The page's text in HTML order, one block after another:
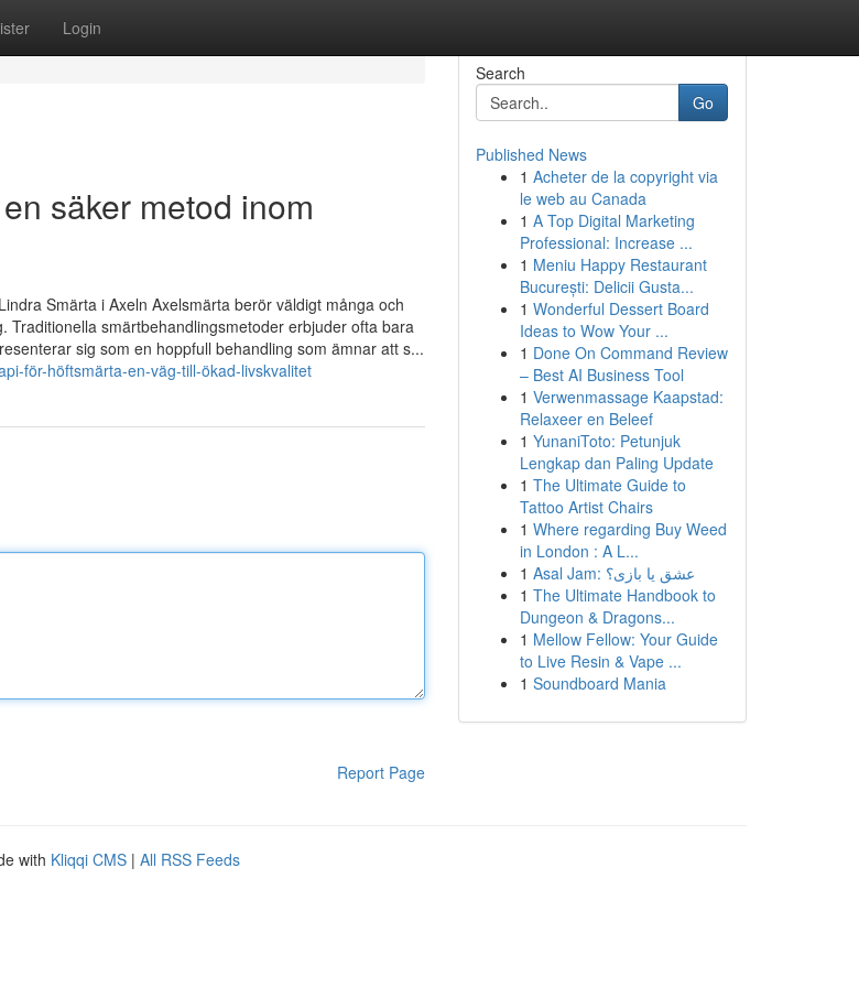
Login
säker metod inom
Smärta i Axeln Axelsmärta berör väldigt många och
smärtbehandlingsmetoder erbjuder ofta bara
sig som en hoppfull behandling som ämnar att s...
för-höftsmärta-en-väg-till-ökad-livskvalitet
Report Page
Search
Go
Published News
1 Acheter de la copyright via
le web au Canada
1 A Top Digital Marketing
Professional: Increase ...
1 Meniu Happy Restaurant
București: Delicii Gusta...
1 Wonderful Dessert Board
Ideas to Wow Your ...
1 Done On Command Review
– Best AI Business Tool
1 Verwenmassage Kaapstad:
Relaxeer en Beleef
1 YunaniToto: Petunjuk
Lengkap dan Paling Update
1 The Ultimate Guide to
Tattoo Artist Chairs
1 Where regarding Buy Weed
in London : A L...
1
Asal Jam: عشق یا بازی؟
1 The Ultimate Handbook to
Dungeon & Dragons...
1 Mellow Fellow: Your Guide
to Live Resin & Vape ...
1 Soundboard Mania
with Kliqqi CMS | All RSS Feeds